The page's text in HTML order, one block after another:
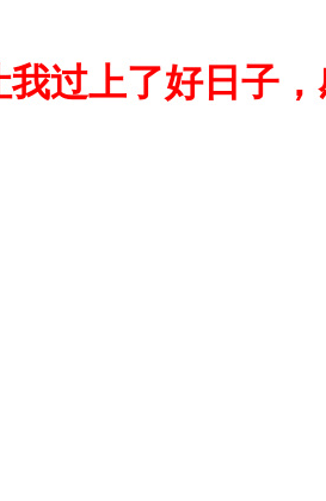
过上了好日子，